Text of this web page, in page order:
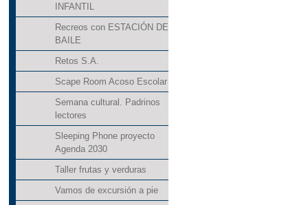
INFANTIL
Recreos con ESTACIÓN DE
BAILE
Retos S.A.
Scape Room Acoso Escolar
Semana cultural. Padrinos
lectores
Sleeping Phone proyecto
Agenda 2030
Taller frutas y verduras
Vamos de excursión a pie